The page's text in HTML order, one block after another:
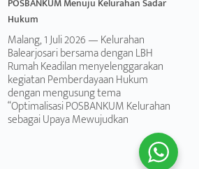
POSBANKUM Menuju Kelurahan Sadar
Hukum
Malang, 1 Juli 2026 — Kelurahan
Balearjosari bersama dengan LBH
Rumah Keadilan menyelenggarakan
kegiatan Pemberdayaan Hukum
dengan mengusung tema
“Optimalisasi POSBANKUM Kelurahan
sebagai Upaya Mewujudkan